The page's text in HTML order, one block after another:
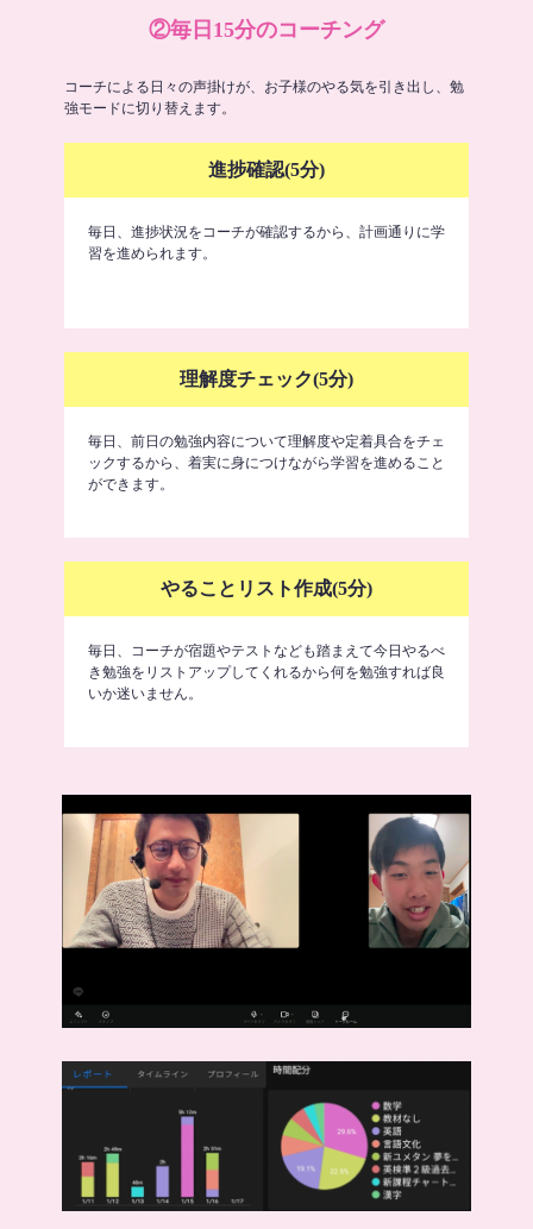
②毎日15分のコーチング
コーチによる日々の声掛けが、お子様のやる気を引き出し、勉
強モードに切り替えます。
進捗確認(5分)
毎日、進捗状況をコーチが確認するから、計画通りに学
習を進められます。
理解度チェック(5分)
毎日、前日の勉強内容について理解度や定着具合をチェ
ックするから、着実に身につけながら学習を進めること
ができます。
やることリスト作成(5分)
毎日、コーチが宿題やテストなども踏まえて今日やるべ
き勉強をリストアップしてくれるから何を勉強すれば良
いか迷いません。